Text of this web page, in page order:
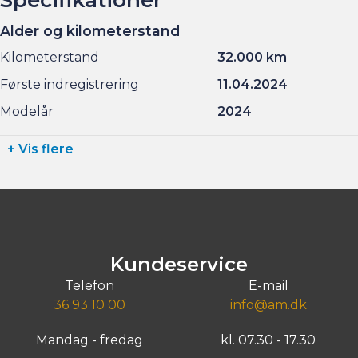
Alder og kilometerstand
Kilometerstand
32.000 km
Første indregistrering
11.04.2024
Modelår
2024
+ Vis flere
Kundeservice
Telefon
36 93 10 00
E-mail
info@am.dk
Mandag - fredag kl. 07.30 - 17.30